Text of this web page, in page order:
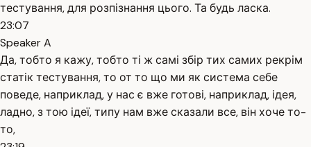
тестування, для розпізнання цього. Та будь ласка.
23:07
Speaker A
Да, тобто я кажу, тобто ті ж самі збір тих самих рекрім
статік тестування, то от то що ми як система себе
поведе, наприклад, у нас є вже готові, наприклад, ідея,
ладно, з тою ідеї, типу нам вже сказали все, він хоче то-
то,